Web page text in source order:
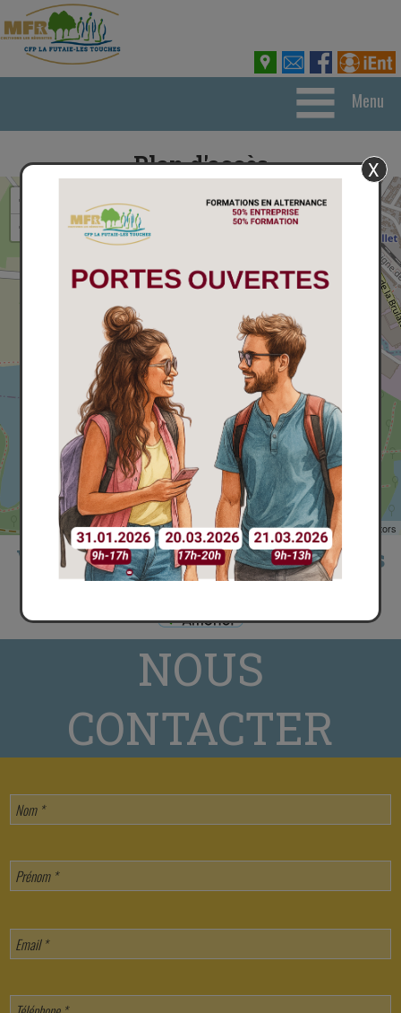
X
Menu
Plan d'accès
CFP La Futaie- Les Touches94
rue de la charpenterie
53410 PORT-BRILLET Lat: 48.10656; Long :
-0.982079
+
−
Leaflet| ©OpenStreetMap contributors
Votre itinéraire avec Google Maps